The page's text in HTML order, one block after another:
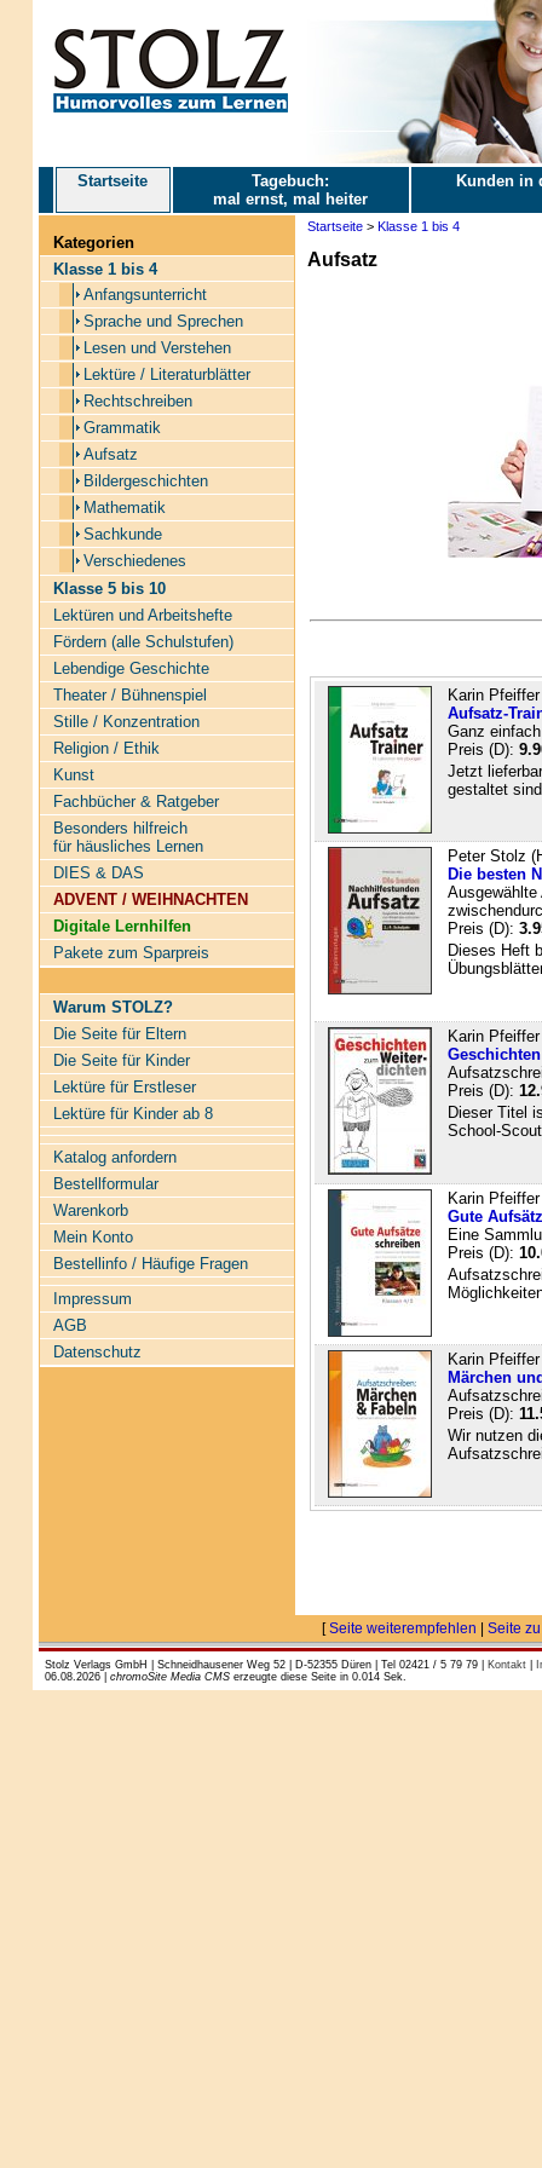
Startseite
Tagebuch:
mal ernst, mal heiter
Kunden in
Kategorien
Klasse 1 bis 4
Anfangsunterricht
Sprache und Sprechen
Lesen und Verstehen
Lektüre / Literaturblätter
Rechtschreiben
Grammatik
Aufsatz
Bildergeschichten
Mathematik
Sachkunde
Verschiedenes
Klasse 5 bis 10
Lektüren und Arbeitshefte
Fördern (alle Schulstufen)
Lebendige Geschichte
Theater / Bühnenspiel
Stille / Konzentration
Religion / Ethik
Kunst
Fachbücher & Ratgeber
Besonders hilfreich
für häusliches Lernen
DIES & DAS
ADVENT / WEIHNACHTEN
Digitale Lernhilfen
Pakete zum Sparpreis
Warum STOLZ?
Die Seite für Eltern
Die Seite für Kinder
Lektüre für Erstleser
Lektüre für Kinder ab 8
Katalog anfordern
Bestellformular
Warenkorb
Mein Konto
Bestellinfo / Häufige Fragen
Impressum
AGB
Datenschutz
Startseite> Klasse 1 bis 4
Aufsatz
Karin Pfeiffer
Aufsatz-
Ganz
Preis (D):
Jetzt
gestaltet
Peter Stolz
Die besten
Ausgewählte
Preis (D):
Dieses Heft
Karin Pfeiffer
Preis (D):
Dieser Titel
School-
Karin Pfeiffer
Gute
Eine
Preis (D):
Karin Pfeiffer
Märchen
Preis (D):
Wir nutzen
[Seite weiterempfehlen Seite
Stolz Verlags GmbH | Schneidhausener Weg 52 | D-52355 Düren | Tel 02421 / 5 79 79 | Kontakt|
06.08.2026 | chromoSite Media CMSerzeugte diese Seite in 0.014 Sek.